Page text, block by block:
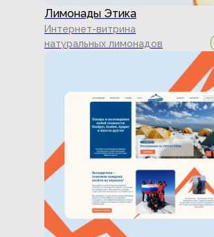
Лимонады Этика
Интернет-витрина
натуральных лимонадов